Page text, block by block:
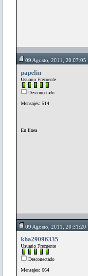
09 Agosto, 2011, 20:07:05
papelin
Usuario Frecuente
Desconectado
Mensajes: 514
En línea
09 Agosto, 2011, 20:31:20
kha29096335
Usuario Frecuente
Desconectado
Mensajes: 664